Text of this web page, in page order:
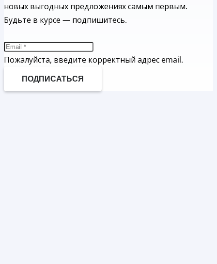
новых выгодных предложениях самым первым.
Будьте в курсе — подпишитесь.
Пожалуйста, введите корректный адрес email.
ПОДПИСАТЬСЯ